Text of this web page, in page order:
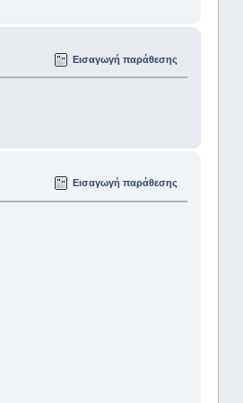
Εισαγωγή παράθεσης
Εισαγωγή παράθεσης